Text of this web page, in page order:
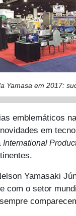
Yamasa em 2017:
emblemáticos
em
International
Yamasaki
com o setor